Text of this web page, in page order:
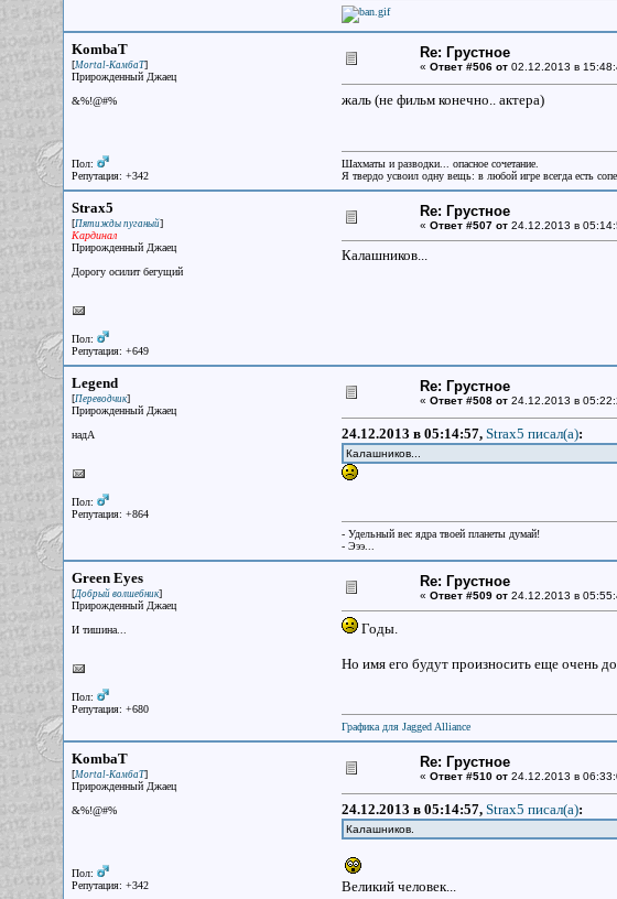
KombaT
[Mortal-КамбаТ]
Прирожденный Джаец
&%!@#%
Пол:
Репутация: +342
Re: Грустное
« Ответ #506 от 02.12.2013 в
жаль (не фильм конечно.. актера)
Шахматы и разводки... опасное сочетание.
Я твердо усвоил одну вещь: в любой игре всегда есть
Strax5
[Пятижды пуганый]
Кардинал
Прирожденный Джаец
Дорогу осилит бегущий
Пол:
Репутация: +649
Re: Грустное
« Ответ #507 от 24.12.2013 в
Калашников...
Legend
[Переводчик]
Прирожденный Джаец
надА
Пол:
Репутация: +864
Re: Грустное
« Ответ #508 от 24.12.2013 в
24.12.2013 в 05:14:57, Strax5 писал(a):
Калашников...
- Удельный вес ядра твоей планеты думай!
- Эээ...
Green Eyes
[Добрый волшебник]
Прирожденный Джаец
И тишина...
Пол:
Репутация: +680
Re: Грустное
« Ответ #509 от 24.12.2013 в
Годы.
Но имя его будут произносить еще очень
Графика для Jagged Alliance
KombaT
[Mortal-КамбаТ]
Прирожденный Джаец
&%!@#%
Пол:
Репутация: +342
Re: Грустное
« Ответ #510 от 24.12.2013 в
24.12.2013 в 05:14:57, Strax5 писал(a):
Калашников.
Великий человек...